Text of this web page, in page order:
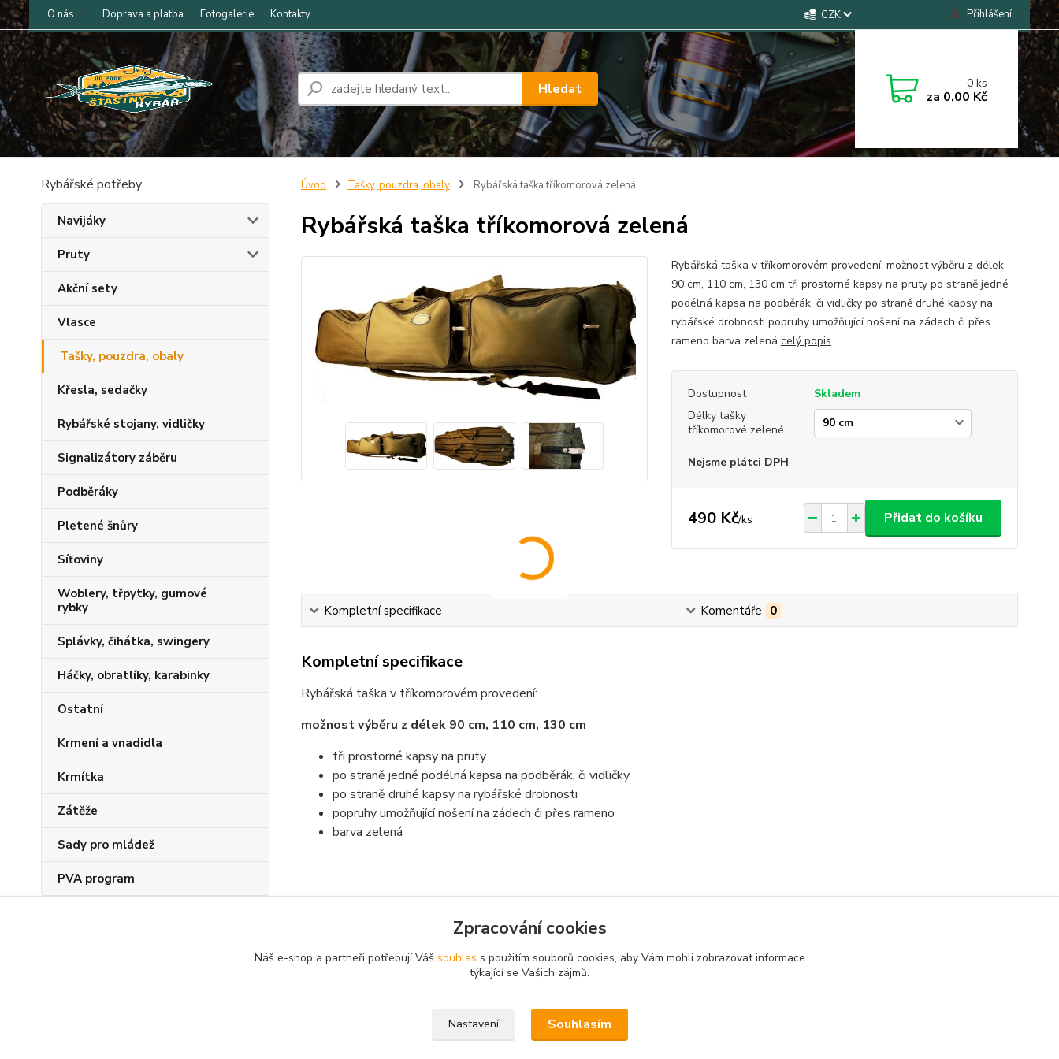
O nás Doprava a platba Fotogalerie Kontakty CZK Přihlášení
Hledat 0ks
za 0,00 Kč
Rybářské potřeby
Navijáky
Pruty
Akční sety
Vlasce
Tašky, pouzdra, obaly
Křesla, sedačky
Rybářské stojany, vidličky
Signalizátory záběru
Podběráky
Pletené šnůry
Síťoviny
Woblery, třpytky, gumové
rybky
Splávky, čihátka, swingery
Háčky, obratlíky, karabinky
Ostatní
Krmení a vnadidla
Krmítka
Zátěže
Sady pro mládež
PVA program
Úvod Tašky, pouzdra, obaly Rybářská taška tříkomorová zelená
Rybářská taška tříkomorová zelená
Rybářská taška v tříkomorovém provedení: možnost výběru z délek
90 cm, 110 cm, 130 cm tři prostorné kapsy na pruty po straně jedné
podélná kapsa na podběrák, či vidličky po straně druhé kapsy na
rybářské drobnosti popruhy umožňující nošení na zádech či přes
rameno barva zelená celý popis
Dostupnost
Skladem
Délky tašky
tříkomorové zelené
Nejsme plátci DPH
490 Kč/ks Přidat do košíku
Kompletní specifikace Komentáře 0
Kompletní specifikace
Rybářská taška v tříkomorovém provedení:
možnost výběru z délek 90 cm, 110 cm, 130 cm
tři prostorné kapsy na pruty
po straně jedné podélná kapsa na podběrák, či vidličky
po straně druhé kapsy na rybářské drobnosti
popruhy umožňující nošení na zádech či přes rameno
barva zelená
Zboží zařazeno v kategoriíchZpracování cookies
Náš e-shop a partneři potřebují Váš souhlas s použitím souborů cookies, aby Vám mohli zobrazovat informace
týkající se Vašich zájmů.
Nastavení Souhlasím